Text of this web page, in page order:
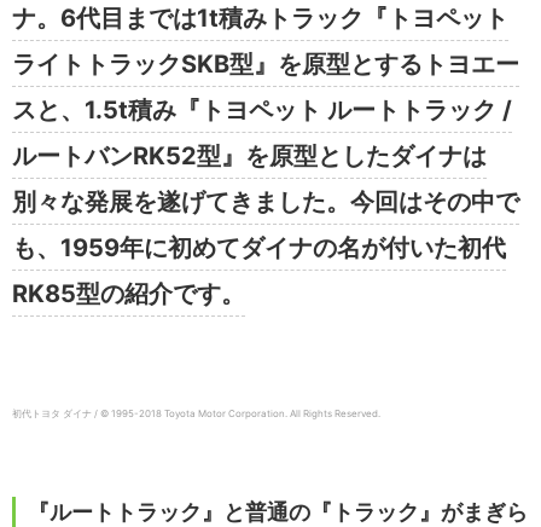
ナ。6代目までは1t積みトラック『トヨペット
ライトトラックSKB型』を原型とするトヨエー
スと、1.5t積み『トヨペット ルートトラック /
ルートバンRK52型』を原型としたダイナは
別々な発展を遂げてきました。今回はその中で
も、1959年に初めてダイナの名が付いた初代
RK85型の紹介です。
初代トヨタ ダイナ / © 1995-2018 Toyota Motor Corporation. All Rights Reserved.
『ルートトラック』と普通の『トラック』がまぎら